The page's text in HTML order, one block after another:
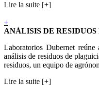
Lire la suite [+]
+
ANÁLISIS DE
Laboratorios Dubernet
análisis de residuos de
residuos, un equipo de
Lire la suite [+]